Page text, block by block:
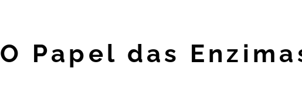
O Papel das